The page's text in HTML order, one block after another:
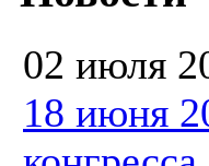
02 июля
18 июня